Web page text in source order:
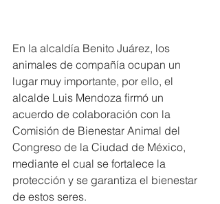
En la alcaldía Benito Juárez, los
animales de compañía ocupan un
lugar muy importante, por ello, el
alcalde Luis Mendoza firmó un
acuerdo de colaboración con la
Comisión de Bienestar Animal del
Congreso de la Ciudad de México,
mediante el cual se fortalece la
protección y se garantiza el bienestar
de estos seres.